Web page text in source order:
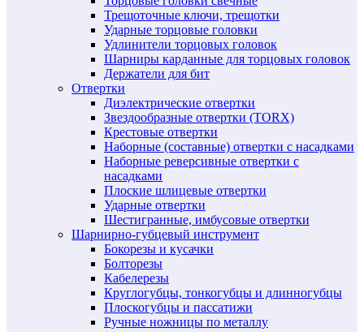
Трещоточные ключи, трещотки
Ударные торцовые головки
Удлинители торцовых головок
Шарниры карданные для торцовых головок
Держатели для бит
Отвертки
Диэлектрические отвертки
Звездообразные отвертки (TORX)
Крестовые отвертки
Наборные (составные) отвертки с насадками
Наборные реверсивные отвертки с
насадками
Плоские шлицевые отвертки
Ударные отвертки
Шестигранные, имбусовые отвертки
Шарнирно-губцевый инструмент
Бокорезы и кусачки
Болторезы
Кабелерезы
Круглогубцы, тонкогубцы и длинногубцы
Плоскогубцы и пассатижи
Ручные ножницы по металлу